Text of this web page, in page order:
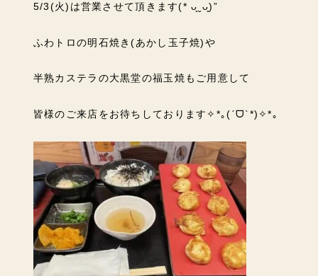
5/3(火)は営業させて頂きます(* ᴗ͈ˬᴗ͈)”
ふわトロの明石焼き(あかし玉子焼)や
半熟カステラの大黒堂の福玉焼もご用意して
皆様のご来店をお待ちしております✧*｡(ˊᗜˋ*)✧*｡